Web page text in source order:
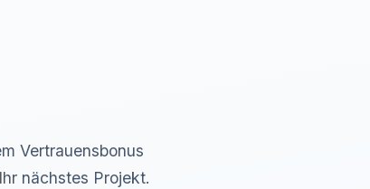
Vertrauensbonus
nächstes Projekt.